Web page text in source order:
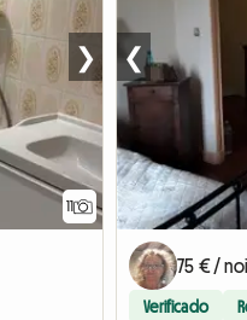
11
❯ ❮
75 € /
Verificado